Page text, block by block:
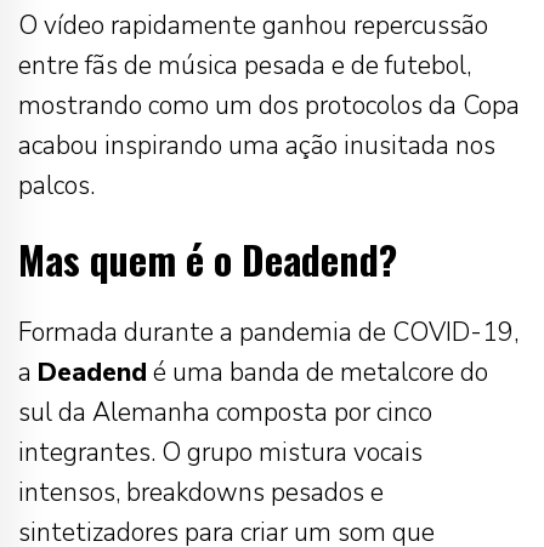
O vídeo rapidamente ganhou repercussão
entre fãs de música pesada e de futebol,
mostrando como um dos protocolos da Copa
acabou inspirando uma ação inusitada nos
palcos.
Mas quem é o Deadend?
Formada durante a pandemia de COVID-19,
a Deadend é uma banda de metalcore do
sul da Alemanha composta por cinco
integrantes. O grupo mistura vocais
intensos, breakdowns pesados e
sintetizadores para criar um som que